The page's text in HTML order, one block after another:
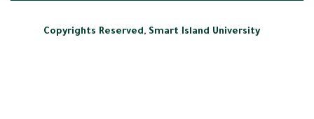
Copyrights Reserved, Smart Island University